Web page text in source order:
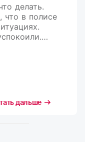
делать.
что в полисе
дальше